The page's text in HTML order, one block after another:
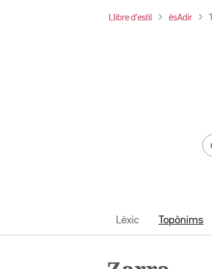
Llibre d'estil ésAdir
Lèxic Topònims